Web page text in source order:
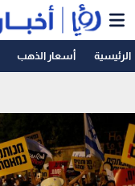
الرئيسية أسعار الذهب